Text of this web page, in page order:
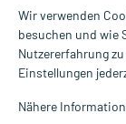
Alle Preise gelten
Informationen auf
die Untersuchung
Wir verwenden
besuchen und wie
Nutzererfahrung
Einstellungen
Nähere